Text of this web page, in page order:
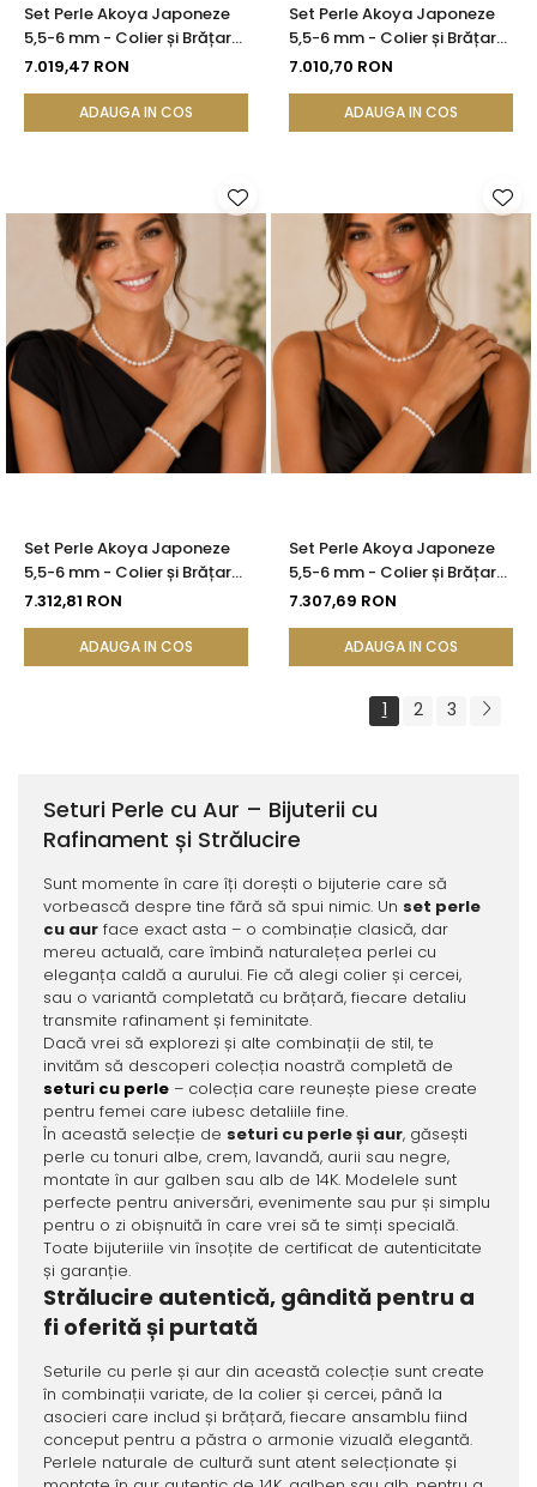
Set Perle Akoya Japoneze
5,5-6 mm - Colier și Brățară
cu Închizători Filigranate,
7.019,47 RON
ADAUGA IN COS
Set Perle Akoya Japoneze
5,5-6 mm - Colier și Brățară
cu Închizători Filigranate,
7.010,70 RON
ADAUGA IN COS
Set Perle Akoya Japoneze
5,5-6 mm - Colier și Brățară
cu Închizători din Aur Alb 14K
7.312,81 RON
ADAUGA IN COS
Set Perle Akoya Japoneze
5,5-6 mm - Colier și Brățară
cu Închizători Sferice, Aur
7.307,69 RON
ADAUGA IN COS
1 2 3
Seturi Perle cu Aur – Bijuterii cu
Rafinament și Strălucire
Sunt momente în care îți dorești o bijuterie care să
vorbească despre tine fără să spui nimic. Un set perle
cu aurface exact asta – o combinație clasică, dar
mereu actuală, care îmbină naturalețea perlei cu
eleganța caldă a aurului. Fie că alegi colier și cercei,
sau o variantă completată cu brățară, fiecare detaliu
transmite rafinament și feminitate.
Dacă vrei să explorezi și alte combinații de stil, te
invităm să descoperi colecția noastră completă de
seturi cu perle– colecția care reunește piese create
pentru femei care iubesc detaliile fine.
În această selecție de seturi cu perle și aur, găsești
perle cu tonuri albe, crem, lavandă, aurii sau negre,
montate în aur galben sau alb de 14K. Modelele sunt
perfecte pentru aniversări, evenimente sau pur și simplu
pentru o zi obișnuită în care vrei să te simți specială.
Toate bijuteriile vin însoțite de certificat de autenticitate
și garanție.
Strălucire autentică, gândită pentru a
fi oferită și purtată
Seturile cu perle și aur din această colecție sunt create
în combinații variate, de la colier și cercei, până la
asocieri care includ și brățară, fiecare ansamblu fiind
conceput pentru a păstra o armonie vizuală elegantă.
Perlele naturale de cultură sunt atent selecționate și